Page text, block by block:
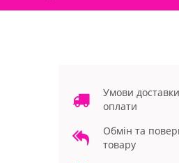
Умови
оплати
Обмін та
товару